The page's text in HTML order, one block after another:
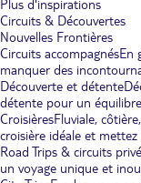
Plus d'inspirations
Circuits & Découvertes
Nouvelles Frontières
Circuits accompagnésEn
manquer des
Découverte et détente
détente pour un
CroisièresFluviale,
croisière idéale et mettez
Road Trips & circuits
un voyage unique et